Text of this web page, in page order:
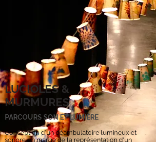
LUCIOLES &
MURMURES
PARCOURS SON ET LUMIÈRE
Conception d'un déambulatoire lumineux et
sonore en marge de la représentation d'un